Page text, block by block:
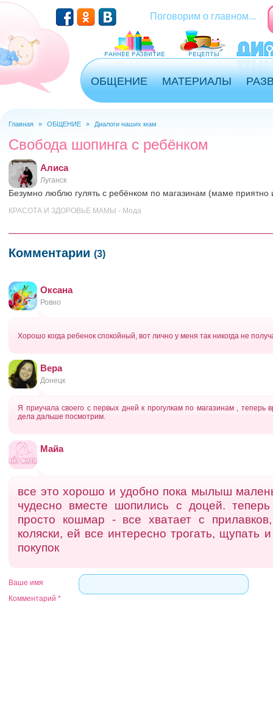
Перейти к основному содержанию
Поговорим о главном...
ОБЩЕНИЕ МАТЕРИАЛЫ
Главная » ОБЩЕНИЕ » Диалоги наших мам
Свобода шопинга с ребёнком
Алиса
Луганск
Безумно люблю гулять с ребёнком по магазинам (маме
КРАСОТА И ЗДОРОВЬЕ МАМЫ - Мода
Комментарии (3)
Оксана
Ровно
Хорошо когда ребенок спокойный, вот лично у меня так никогда не
Вера
Донецк
Я приучала своего с первых дней к прогулкам по магазинам , теперь
дела дальше посмотрим.
Майа
все это хорошо и удобно пока мылыш
чудесно вместе шопились с доцей.
просто кошмар - все хватает с
коляски, ей все интересно трогать, щупать
покупок
Ваше имя
Комментарий *